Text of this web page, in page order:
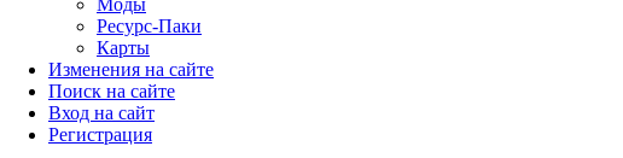
Ресурс-Паки
Карты
Изменения на сайте
Поиск на сайте
Вход на сайт
Регистрация